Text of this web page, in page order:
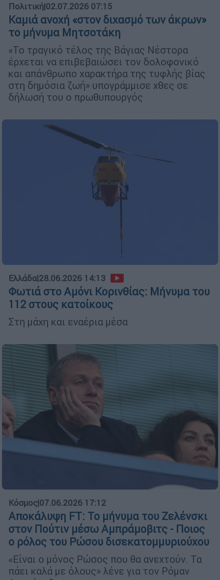
Πολιτική|02.07.2026 07:15
Καμιά ανοχή «στον διχασμό των άκρων»
το μήνυμα Μητσοτάκη
«Το τραγικό τέλος της Βάγιας Νέστορα
έρχεται να επιβεβαιώσει τον δολοφονικό
και απάνθρωπο χαρακτήρα της τυφλής βίας
στη δημόσια ζωή» υπογράμμισε χθες σε
δήλωσή του ο πρωθυπουργός
Ελλάδα|28.06.2026 14:13
Φωτιά στο Αμόνι Κορινθίας: Μήνυμα του
112 στους κατοίκους
Στη μάχη και εναέρια μέσα
Κόσμος|07.06.2026 17:12
Αποκάλυψη FT: Το μήνυμα του Ζελένσκι
στον Πούτιν μέσω Αμπράμοβιτς - Ποιος
ο ρόλος του Ρώσου δισεκατομμυριούχου
«Είναι ο μόνος Ρώσος που θα ανεχτούν. Τα
πάει καλά με όλους» λένε για τον Ρόμαν